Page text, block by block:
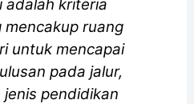
adalah kriteria
mencakup ruang
untuk mencapai
pada jalur,
pendidikan